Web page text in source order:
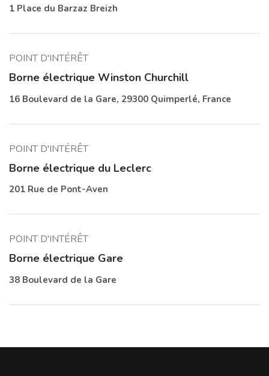
1 Place du Barzaz Breizh
POINT D'INTÉRÊT
Borne électrique Winston Churchill
16 Boulevard de la Gare, 29300 Quimperlé, France
POINT D'INTÉRÊT
Borne électrique du Leclerc
201 Rue de Pont-Aven
POINT D'INTÉRÊT
Borne électrique Gare
38 Boulevard de la Gare